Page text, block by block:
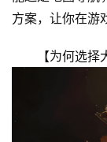
方案，让你在游
【为何选择